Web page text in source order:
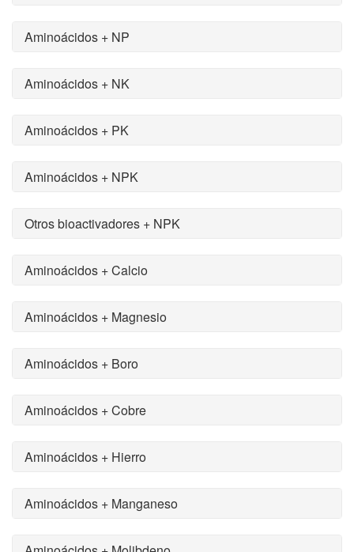
Aminoácidos + NP
Aminoácidos + NK
Aminoácidos + PK
Aminoácidos + NPK
Otros bioactivadores + NPK
Aminoácidos + Calcio
Aminoácidos + Magnesio
Aminoácidos + Boro
Aminoácidos + Cobre
Aminoácidos + Hierro
Aminoácidos + Manganeso